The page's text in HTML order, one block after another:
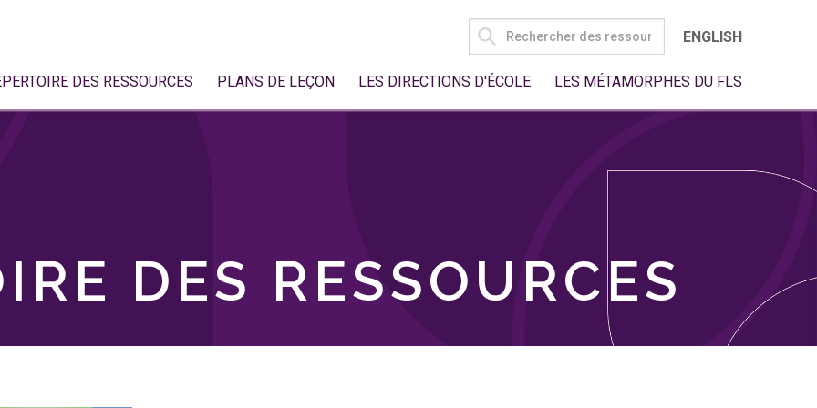
SEARCH
FOR:
ENGLISH
DES RESSOURCES PLANS DE LEÇON LES DIRECTIONS D'ÉCOLE LES MÉTAMORPHES DU FLS
DES RESSOURCES